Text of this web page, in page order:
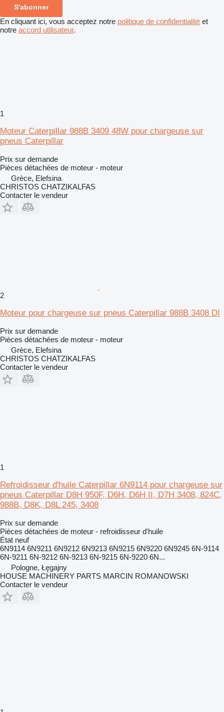
S'abonner
En cliquant ici, vous acceptez notre politique de confidentialité et
notre accord utilisateur.
1
Moteur Caterpillar 988B 3409 48W pour chargeuse sur
pneus Caterpillar
Prix sur demande
Pièces détachées de moteur - moteur
Grèce, Elefsina
CHRISTOS CHATZIKALFAS
Contacter le vendeur
2
Moteur pour chargeuse sur pneus Caterpillar 988B 3408 DI
Prix sur demande
Pièces détachées de moteur - moteur
Grèce, Elefsina
CHRISTOS CHATZIKALFAS
Contacter le vendeur
1
Refroidisseur d'huile Caterpillar 6N9114 pour chargeuse sur
pneus Caterpillar D8H 950F, D6H, D6H II, D7H 3408, 824C,
988B, D8K, D8L 245, 3408
Prix sur demande
Pièces détachées de moteur - refroidisseur d'huile
État neuf
6N9114 6N9211 6N9212 6N9213 6N9215 6N9220 6N9245 6N-9114
6N-9211 6N-9212 6N-9213 6N-9215 6N-9220 6N...
Pologne, Łęgajny
HOUSE MACHINERY PARTS MARCIN ROMANOWSKI
Contacter le vendeur